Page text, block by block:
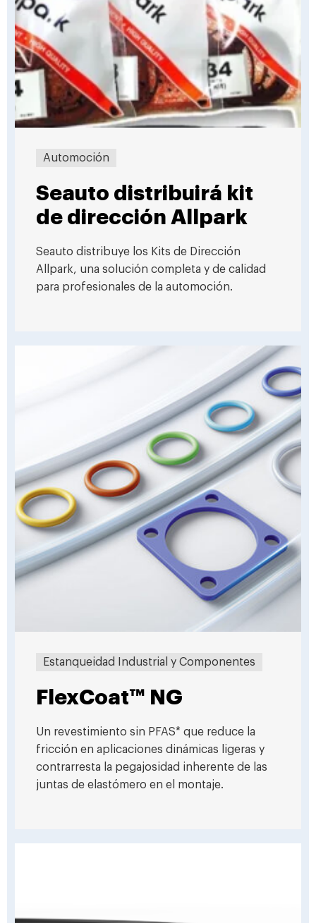
Automoción
Seauto distribuirá kit
de dirección Allpark
Seauto distribuye los Kits de Dirección
Allpark, una solución completa y de calidad
para profesionales de la automoción.
Estanqueidad Industrial y Componentes
FlexCoat™ NG
Un revestimiento sin PFAS* que reduce la
fricción en aplicaciones dinámicas ligeras y
contrarresta la pegajosidad inherente de las
juntas de elastómero en el montaje.